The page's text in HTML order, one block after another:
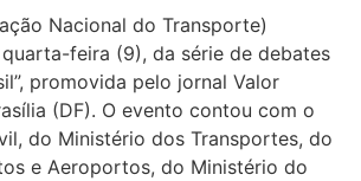
Nacional do Transporte)
feira (9), da série de debates
promovida pelo jornal Valor
(DF). O evento contou com o
do Ministério dos Transportes, do
e Aeroportos, do Ministério do